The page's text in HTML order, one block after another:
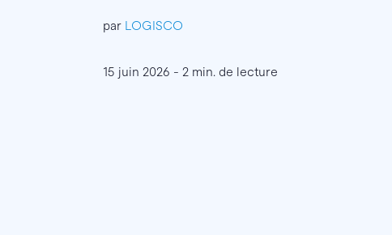
par LOGISCO
15 juin 2026 - 2 min. de lecture